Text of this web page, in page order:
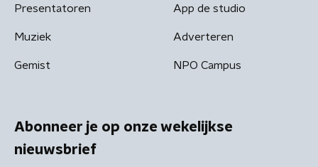
Presentatoren
Muziek
Gemist
App de studio
Adverteren
NPO Campus
Abonneer je op onze wekelijkse
nieuwsbrief